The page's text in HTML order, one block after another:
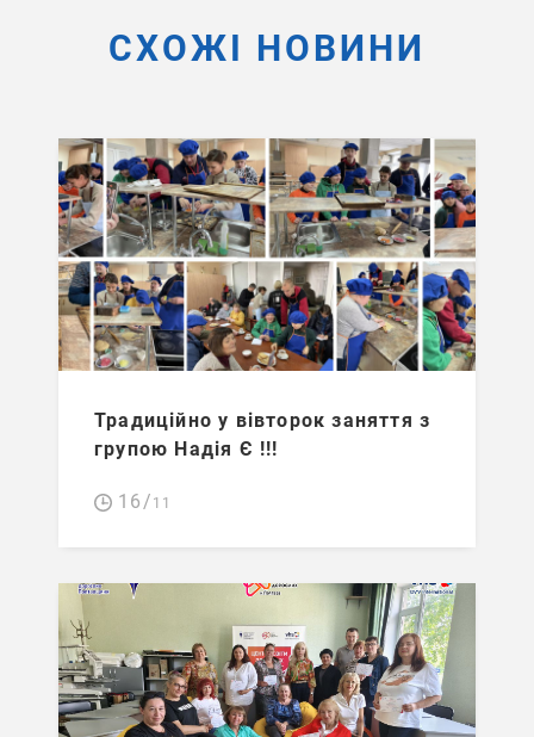
СХОЖІ НОВИНИ
Традиційно у вівторок заняття з
групою Надія Є !!!
16/ 11